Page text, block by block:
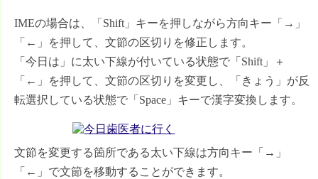
IMEの場合は、「Shift」キーを押しながら方向キー「→」
「←」を押して、文節の区切りを修正します。
「今日は」に太い下線が付いている状態で「Shift」＋
「←」を押して、文節の区切りを変更し、「きょう」が反
転選択している状態で「Space」キーで漢字変換します。
文節を変更する箇所である太い下線は方向キー「→」
「←」で文節を移動することができます。